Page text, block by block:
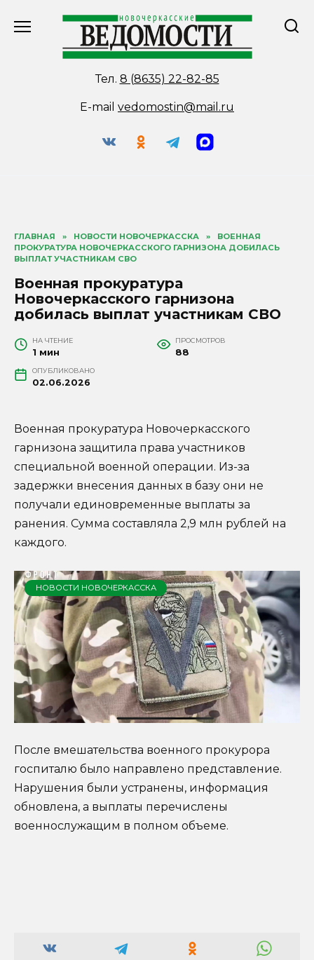
Тел. 8 (8635) 22-82-85
E-mail vedomostin@mail.ru
ГЛАВНАЯ » НОВОСТИ НОВОЧЕРКАССКА »
ВОЕННАЯ
ПРОКУРАТУРА НОВОЧЕРКАССКОГО ГАРНИЗОНА ДОБИЛАСЬ
ВЫПЛАТ УЧАСТНИКАМ СВО
Военная прокуратура
Новочеркасского гарнизона
добилась выплат участникам СВО
НА ЧТЕНИЕ
1 мин
ПРОСМОТРОВ
88
ОПУБЛИКОВАНО
02.06.2026
Военная прокуратура Новочеркасского
гарнизона защитила права участников
специальной военной операции. Из-за
задержки внесения данных в базу они не
получали единовременные выплаты за
ранения. Сумма составляла 2,9 млн рублей на
каждого.
НОВОСТИ НОВОЧЕРКАССКА
После вмешательства военного прокурора
госпиталю было направлено представление.
Нарушения были устранены, информация
обновлена, а выплаты перечислены
военнослужащим в полном объеме.